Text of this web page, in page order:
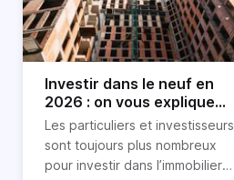
Investir dans le neuf en
2026 : on vous explique
tout !
Les particuliers et investisseurs
sont toujours plus nombreux
pour investir dans l’immobilier